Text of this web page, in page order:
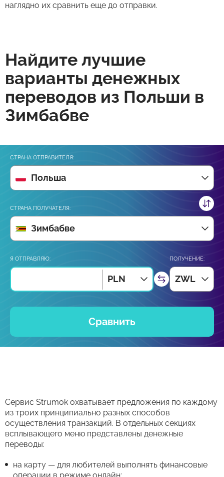
наглядно их сравнить еще до отправки.
Найдите лучшие
варианты денежных
переводов из Польши в
Зимбабве
СТРАНА ОТПРАВИТЕЛЯ:
Польша
СТРАНА ПОЛУЧАТЕЛЯ:
Зимбабве
Я ОТПРАВЛЯЮ:
PLN
ПОЛУЧЕНИЕ:
ZWL
Сравнить
Сервис Strumok охватывает предложения по каждому
из троих принципиально разных способов
осуществления транзакций. В отдельных секциях
всплывающего меню представлены денежные
переводы:
на карту — для любителей выполнять финансовые